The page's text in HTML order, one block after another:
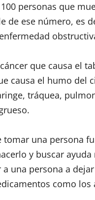
personas que
de ese número, es
que causa el
causa el humo del
tráquea,
una persona
y buscar
una persona a
como